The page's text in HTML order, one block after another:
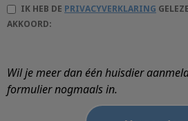
IK HEB DE PRIVACYVERKLARING
AKKOORD:
Wil je meer dan één huisdier
formulier nogmaals in.